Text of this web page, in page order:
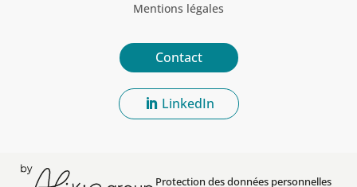
Mentions légales
Contact
LinkedIn
Protection des données personnelles